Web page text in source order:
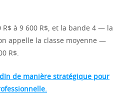
R$ à 9 600 R$, et la bande 4 — la
appelle la classe moyenne —
R$.
de manière stratégique pour